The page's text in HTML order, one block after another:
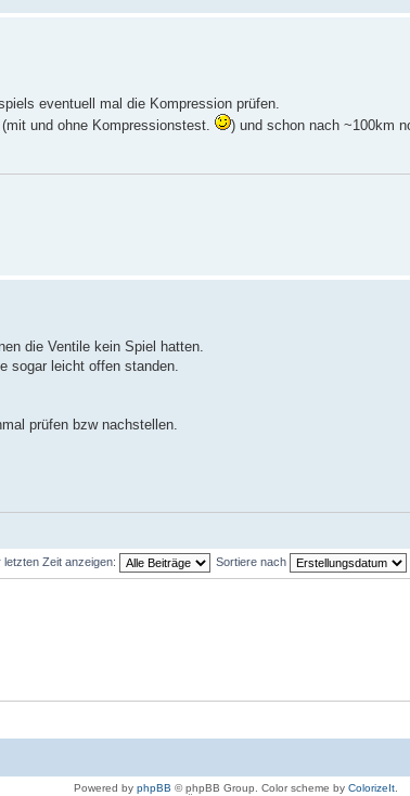
eventuell mal die Kompression prüfen.
und ohne Kompressionstest.
) und schon nach ~100km
die Ventile kein Spiel hatten.
sogar leicht offen standen.
prüfen bzw nachstellen.
letzten Zeit anzeigen: Sortiere nach
Powered by phpBB © phpBB Group. Color scheme by ColorizeIt.